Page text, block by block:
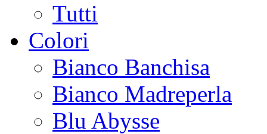
Tutti
Colori
Bianco Banchisa
Bianco Madreperla
Blu Abysse